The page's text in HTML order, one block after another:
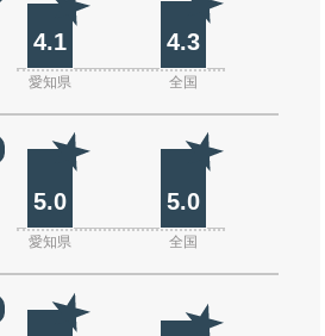
4.1 4.3
愛知県 全国
5.0 5.0
愛知県 全国